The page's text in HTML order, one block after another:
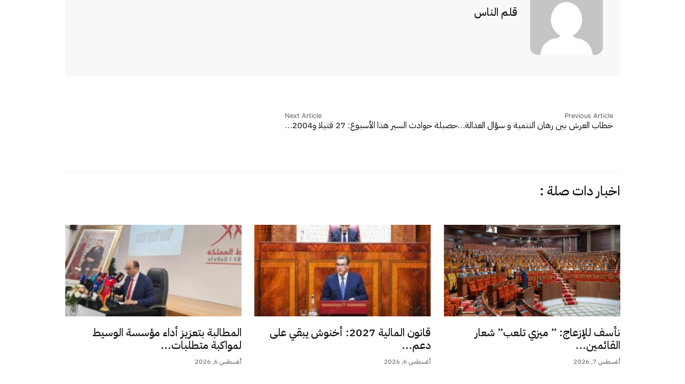
قلم الناس
Previous Article
خطاب العرش بين رهان التنمية و سؤال العدالة…
Next Article
حصيلة حوادث السير هذا الأسبوع: 27 قتيلا و2004…
اخبار دات صلة :
نأسف للإزعاج: ” ميزي تلعب” شعار
القائمين...
أغسطس 7, 2026
قانون المالية 2027: أخنوش يبقي على
دعم...
أغسطس 6, 2026
المطالبة بتعزيز أداء مؤسسة الوسيط
لمواكبة متطلبات...
أغسطس 6, 2026